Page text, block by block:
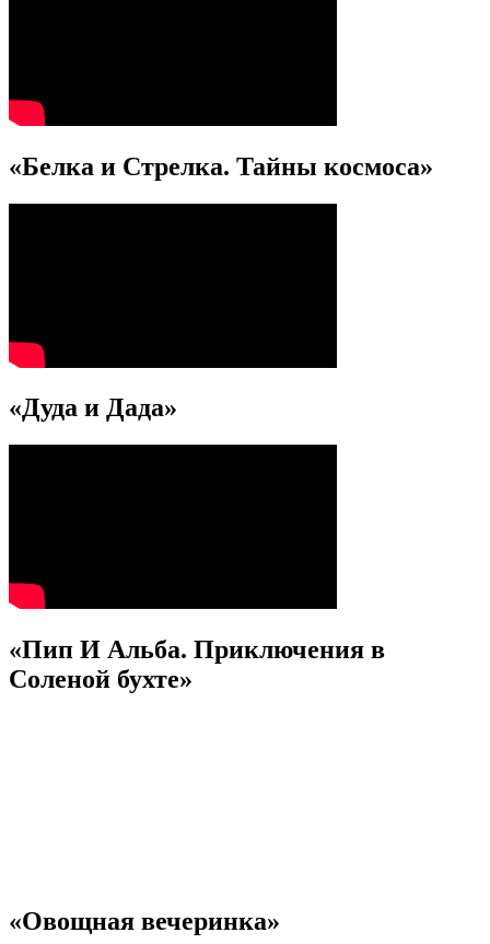
«Белка и Стрелка. Тайны космоса»
«Дуда и Дада»
«Пип И Альба. Приключения в
Соленой бухте»
«Овощная вечеринка»